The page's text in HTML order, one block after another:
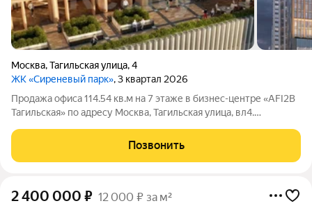
Москва,Тагильская улица,4
ЖК «Сиреневый парк», 3 квартал 2026
Продажа офиса 114.54 кв.м на 7 этаже в бизнес-центре «AFI2B
Тагильская» по адресу Москва, Тагильская улица, вл4.
улицы Назначение: Офис Цена за кв.м: 290 936 руб. Цена за
офис: 33 323 809 руб.
Позвонить
2 400 000 ₽ 12 000 ₽ за м²